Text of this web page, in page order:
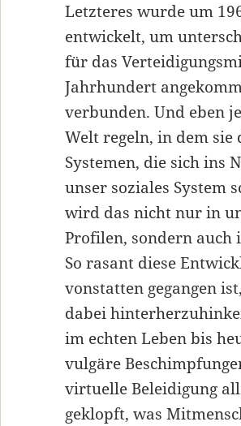
Letzteres wurde um
entwickelt, um
für das
Jahrhundert
verbunden. Und eben
Welt regeln, in dem sie
Systemen, die sich ins
unser soziales System
wird das nicht nur in
Profilen, sondern auch
So rasant diese
vonstatten gegangen
dabei
im echten Leben bis
vulgäre
virtuelle Beleidigung
geklopft, was